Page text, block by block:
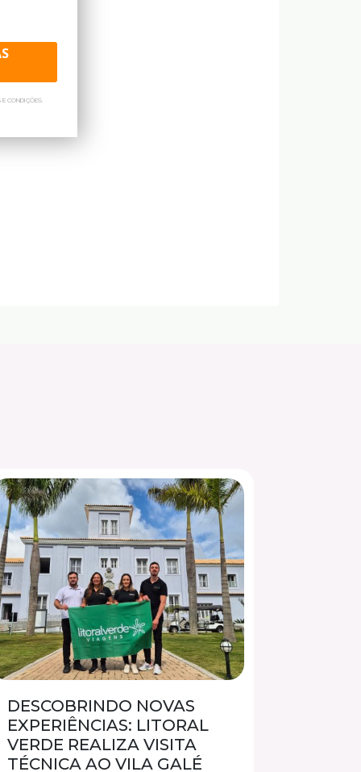
DESCOBRINDO NOVAS
EXPERIÊNCIAS: LITORAL
VERDE REALIZA VISITA
TÉCNICA AO VILA GALÉ
CONDIÇÕES.